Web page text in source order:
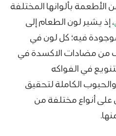
بألوانها المختلفة
، إذ يشير لون الطعام إلى
فيه؛ كل لون في
مضادات الاكسدة في
في الفواكه
والحبوب الكاملة لتحقيق
أنواع مختلفة من